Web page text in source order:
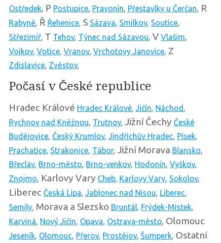
Ostředek, P Postupice, Pravonín, Přestavlky u Čerčan, R
Rabyně, Ř Řehenice, S Sázava, Smilkov, Soutice,
Střezimíř, T Tehov, Týnec nad Sázavou, V Vlašim,
Vojkov, Votice, Vranov, Vrchotovy Janovice, Z
Zdislavice, Zvěstov,
Počasí v České republice
Hradec Králové Hradec Králové, Jičín, Náchod ,
Rychnov nad Kněžnou, Trutnov, Jižní Čechy České
Budějovice, Český Krumlov, Jindřichův Hradec, Písek,
Prachatice, Strakonice, Tábor, Jižní Morava Blansko,
Břeclav, Brno-město, Brno-venkov, Hodonín, Vyškov,
Znojmo, Karlovy Vary Cheb, Karlovy Vary, Sokolov,
Liberec Česká Lípa, Jablonec nad Nisou, Liberec,
Semily, Morava a Slezsko Bruntál, Frýdek-Místek,
Karviná, Nový Jičín, Opava, Ostrava-město, Olomouc
Jeseník, Olomouc, Přerov, Prostějov, Šumperk, Ostatní